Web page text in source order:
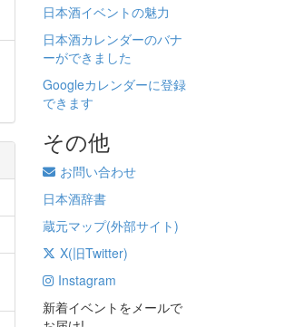
日本酒イベントの魅力
日本酒カレンダーのバナ
ーができました
Googleカレンダーに登録
できます
その他
お問い合わせ
日本酒辞書
蔵元マップ(外部サイト)
X(旧Twitter)
Instagram
新着イベントをメールで